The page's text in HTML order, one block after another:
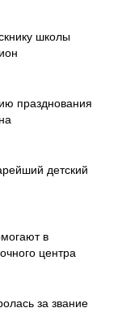
школы
празднования
детский
в
центра
за звание